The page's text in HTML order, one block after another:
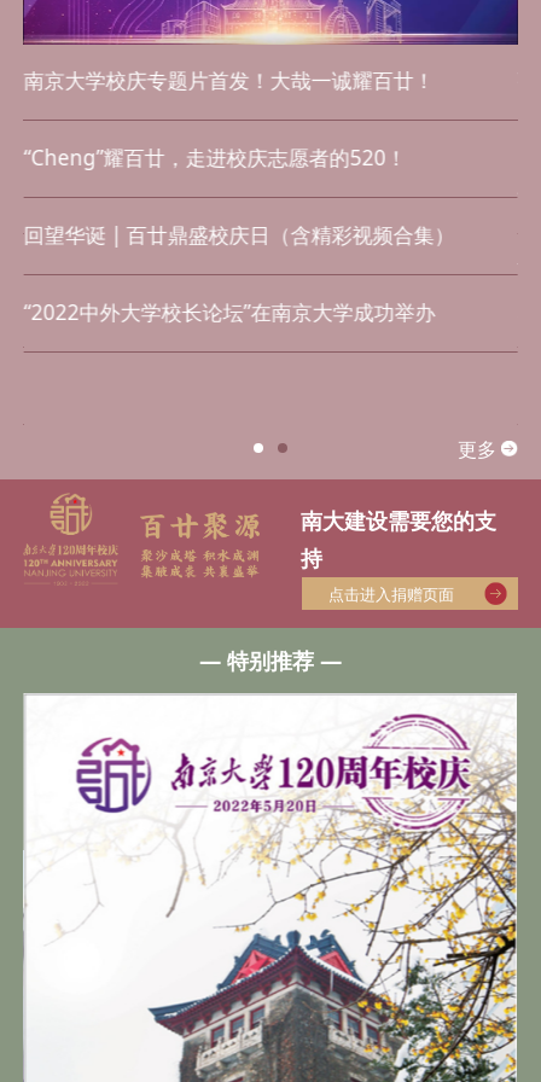
为你上新！
弦歌不辍育桃李！南京大学数学系迎来百年庆典
昨夜，南京亮灯！共贺南大等在宁高校建校办学120周
年
百廿芳华 | 浦口校区明湖星湖畔“一二〇”长廊景观设计
大赛
更多
南大建设需要您的支
持
点击进入捐赠页面
— 特别推荐 —